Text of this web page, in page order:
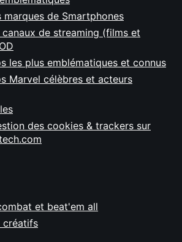
marques de Smartphones
de streaming (films et
les plus emblématiques et connus
Marvel célèbres et acteurs
des cookies & trackers sur
et beat'em all
créatifs